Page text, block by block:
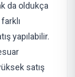
da oldukça
yapılabilir.
satış